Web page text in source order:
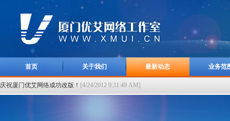
首页 关于我们 最新动态 业务范
庆祝厦门优艾网络成功改版！ [4/24/2012 9:31:49 AM]